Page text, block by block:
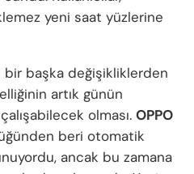
yeni saat yüzlerine
başka değişikliklerden
artık günün
olması. OPPO
beri otomatik
ancak bu zamana